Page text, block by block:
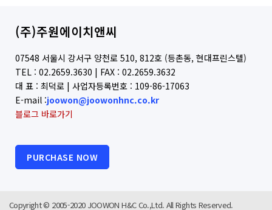
(주)주원에이치앤씨
07548 서울시 강서구 양천로 510, 812호 (등촌동, 현대프린스텔)
TEL : 02.2659.3630 | FAX : 02.2659.3632
대 표 : 최덕로 | 사업자등록번호 : 109-86-17063
E-mail :joowon@joowonhnc.co.kr
블로그 바로가기
PURCHASE NOW
Copyright © 2005-2020 JOOWON H&C Co.,Ltd. All Rights Reserved.